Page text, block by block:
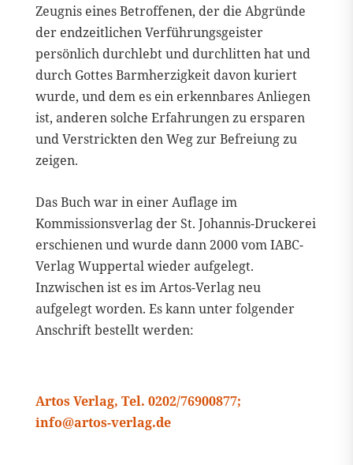
Zeugnis eines Betroffenen, der die Abgründe
der endzeitlichen Verführungsgeister
persönlich durchlebt und durchlitten hat und
durch Gottes Barmherzigkeit davon kuriert
wurde, und dem es ein erkennbares Anliegen
ist, anderen solche Erfahrungen zu ersparen
und Verstrickten den Weg zur Befreiung zu
zeigen.
Das Buch war in einer Auflage im
Kommissionsverlag der St. Johannis-Druckerei
erschienen und wurde dann 2000 vom IABC-
Verlag Wuppertal wieder aufgelegt.
Inzwischen ist es im Artos-Verlag neu
aufgelegt worden. Es kann unter folgender
Anschrift bestellt werden:
Artos Verlag, Tel. 0202/76900877;
info@artos-verlag.de